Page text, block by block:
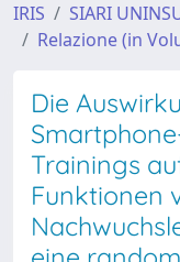
IRIS SIARI
Relazione (in
Die
Trainings
Funktionen